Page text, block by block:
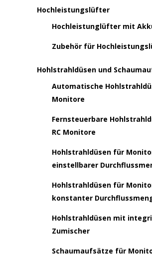
Hochleistungslüfter
Hochleistunglüfter mit
Zubehör für
Hohlstrahldüsen und
Automatische
Monitore
Fernsteuerbare
RC Monitore
Hohlstrahldüsen für
einstellbarer
Hohlstrahldüsen für
konstanter
Hohlstrahldüsen mit
Zumischer
Schaumaufsätze für